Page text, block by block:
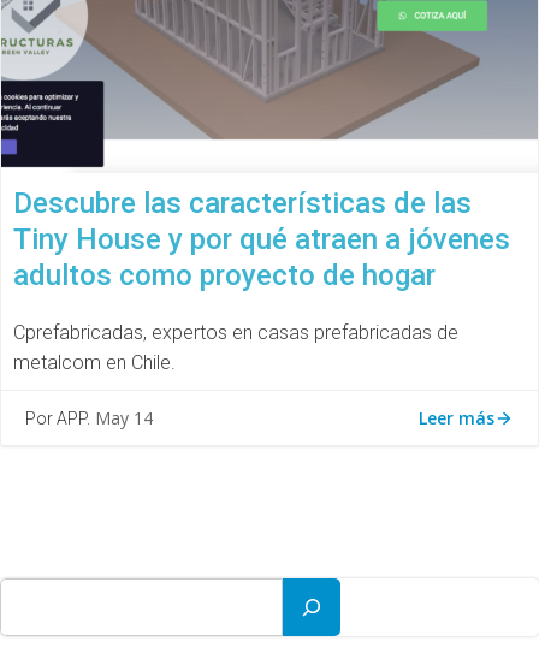
Descubre las características de las
Tiny House y por qué atraen a jóvenes
adultos como proyecto de hogar
Cprefabricadas, expertos en casas prefabricadas de
metalcom en Chile.
Por APP. May 14 Leer más